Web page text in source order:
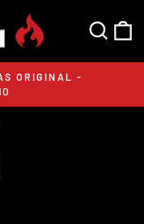
ORIGINAL -